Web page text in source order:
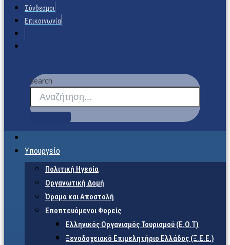
Σύνδεσμοι
Επικοινωνία
Search
Υπουργείο
Πολιτική Ηγεσία
Οργανωτική Δομή
Όραμα και Αποστολή
Εποπτευόμενοι Φορείς
Eλληνικός Οργανισμός Τουρισμού (Ε.Ο.Τ)
Ξενοδοχειακό Επιμελητήριο Ελλάδος (Ξ.Ε.Ε.)